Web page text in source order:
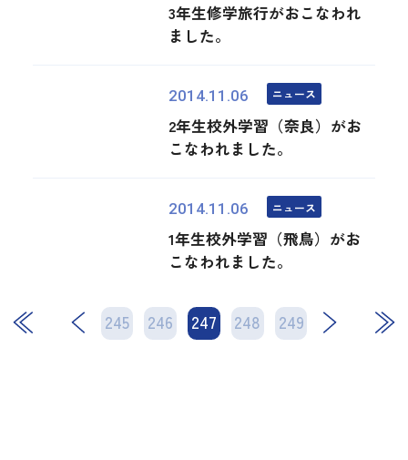
3年生修学旅行がおこなわれ
ました。
2014.11.06 ニュース
2年生校外学習（奈良）がお
こなわれました。
2014.11.06 ニュース
1年生校外学習（飛鳥）がお
こなわれました。
245 246 247 248 249
次 最後